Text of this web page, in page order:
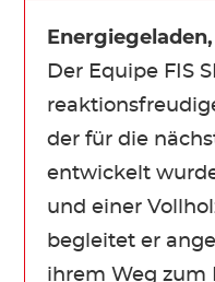
Der Equipe FIS
der für die
entwickelt
und einer
begleitet er
ihrem Weg zum